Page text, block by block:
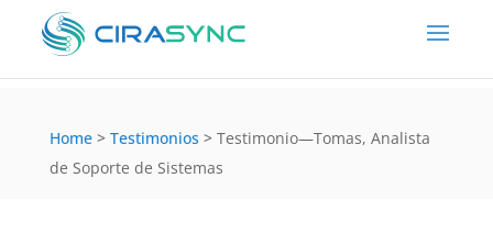
Home > Testimonios > Testimonio—Tomas, Analista
de Soporte de Sistemas